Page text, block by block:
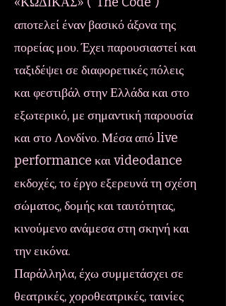
αποτελεί έναν βασικό άξονα της
πορείας μου. Έχει παρουσιαστεί και
ταξιδέψει σε διαφορετικές πόλεις
και φεστιβάλ στην Ελλάδα και στο
εξωτερικό, με σημαντική παρουσία
και στο Λονδίνο. Μέσα από live
performance και videodance
εκδοχές, το έργο εξερευνά τη σχέση
σώματος, δομής και ταυτότητας,
κινούμενο ανάμεσα στη σκηνή και
την εικόνα.
Παράλληλα, έχω συμμετάσχει σε
θεατρικές, χοροθεατρικές, ταινίες